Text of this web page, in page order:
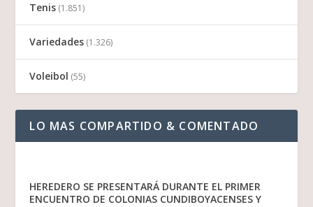
Tenis (1.851)
Variedades (1.326)
Voleibol (55)
LO MAS COMPARTIDO & COMENTADO
HEREDERO SE PRESENTARÁ DURANTE EL PRIMER
ENCUENTRO DE COLONIAS CUNDIBOYACENSES Y